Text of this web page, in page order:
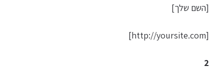
[השם שלך]
[
http://yoursite.com
]
2